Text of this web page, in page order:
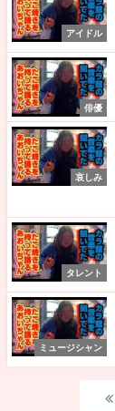
アイドル
俳優
哀しみ
タレント
ミュージシャン